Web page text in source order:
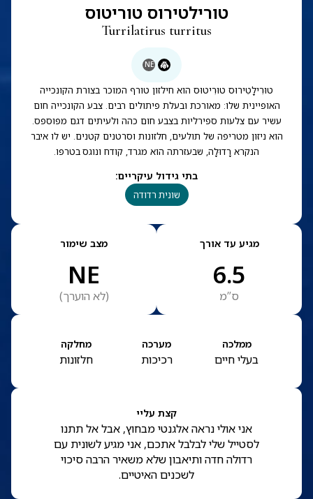
טורילטירוס טוריטוס
Turrilatirus turritus
NE
טוּרִילָטִירוּס טוּרִיטוּס הוא חילזון טורף המוכר בצורת הקונכייה
האופיינית שלו: מאורכת ובעלת פיתולים רבים. צבע הקונכייה חום
עשיר עם צלעות ספירליות בצבע חום כהה ולעיתים דגם מפוספס.
הוא ניזון מטריפה של תולעים, חלזונות וסרטנים קטנים. יש לו איבר
הנקרא רָדוּלָה, שבעזרתה הוא מגרד, קודח ונוגס בטרפו.
בתי גידול עיקריים:
שונית רדודה
מגיע עד אורך
6.5
ס”מ
מצב שימור
NE
(לא הוערך)
ממלכה
בעלי חיים
מערכה
רכיכות
מחלקה
חלזונות
קצת עליי
אני אולי נראה אלגנטי מבחוץ, אבל אל תתנו
לסטייל שלי לבלבל אתכם, אני מגיע לשונית עם
רדולה חדה ותיאבון שלא משאיר הרבה סיכוי
לשכנים האיטיים.